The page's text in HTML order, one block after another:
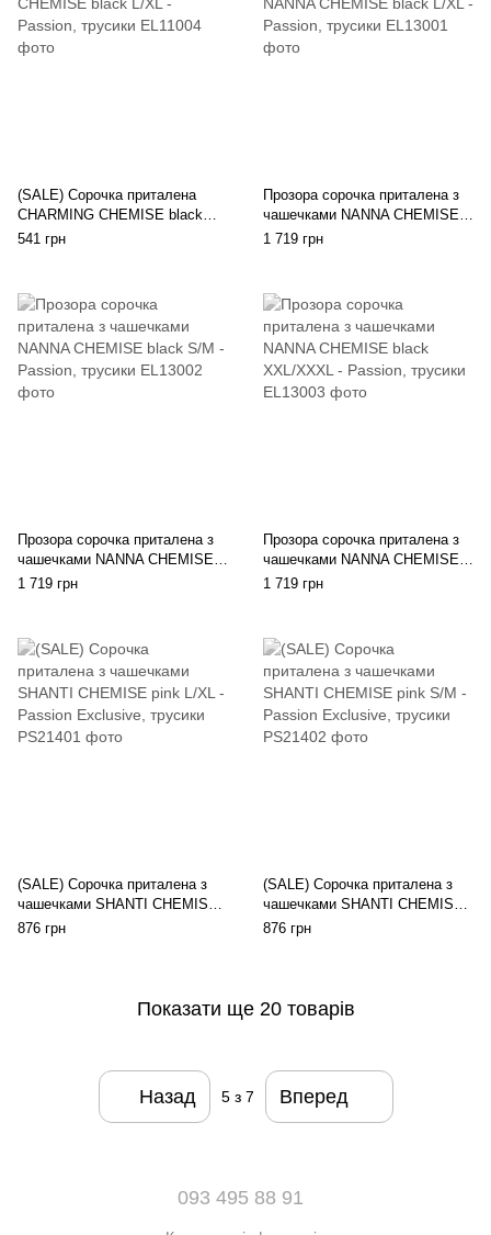
(SALE) Сорочка приталена
CHARMING CHEMISE black
L/XL - Passion, трусики
541 грн
Прозора сорочка приталена з
чашечками NANNA CHEMISE
black L/XL - Passion, трусики
1 719 грн
Прозора сорочка приталена з
чашечками NANNA CHEMISE
black S/M - Passion, трусики
1 719 грн
Прозора сорочка приталена з
чашечками NANNA CHEMISE
black XXL/XXXL - Passion,
1 719 грн
(SALE) Сорочка приталена з
чашечками SHANTI CHEMISE
pink L/XL - Passion Exclusive,
876 грн
(SALE) Сорочка приталена з
чашечками SHANTI CHEMISE
pink S/M - Passion Exclusive,
876 грн
Показати ще 20 товарів
Назад 5з 7 Вперед
093 495 88 91